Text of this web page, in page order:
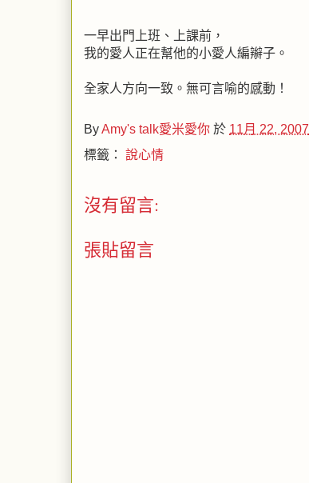
一早出門上班、上課前，
我的愛人正在幫他的小愛人編辮子。
全家人方向一致。無可言喻的感動！
ByAmy's talk愛米愛你 於 11月 22, 2007
標籤： 說心情
沒有留言:
張貼留言